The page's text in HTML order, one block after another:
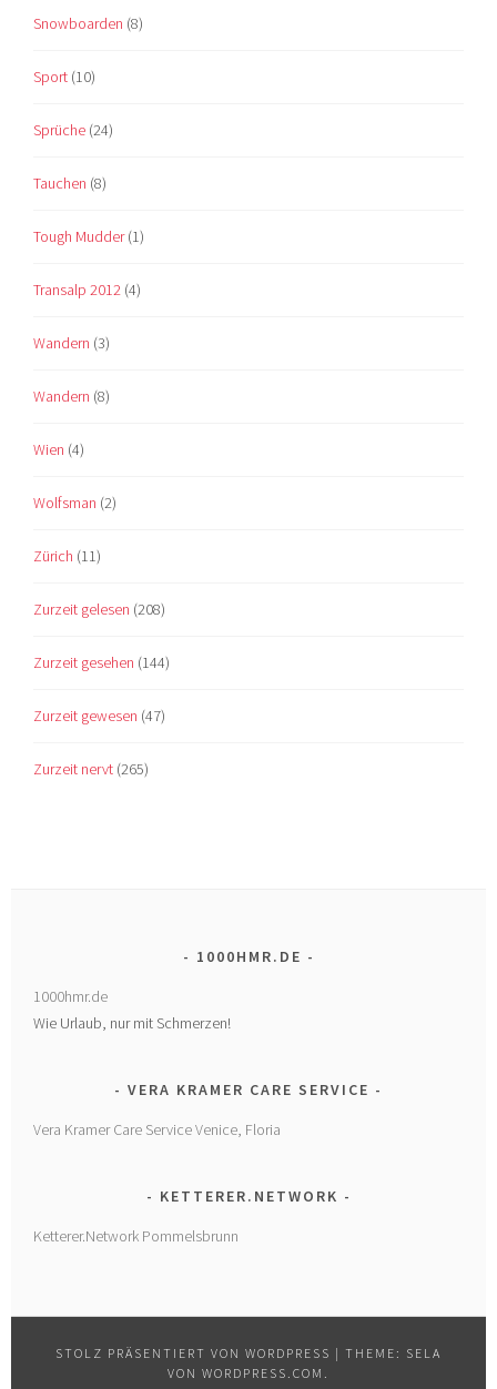
Snowboarden (8)
Sport (10)
Sprüche (24)
Tauchen (8)
Tough Mudder(1)
Transalp 2012 (4)
Wandern (3)
Wandern (8)
Wien (4)
Wolfsman (2)
Zürich (11)
Zurzeit gelesen (208)
Zurzeit gesehen (144)
Zurzeit gewesen (47)
Zurzeit nervt (265)
1000HMR.DE
1000hmr.de
Wie Urlaub, nur mit Schmerzen!
VERA KRAMER CARE SERVICE
Vera Kramer Care Service Venice, Floria
KETTERER.NETWORK
Ketterer.Network Pommelsbrunn
STOLZ PRÄSENTIERT VON WORDPRESS | THEME: SELA
VON WORDPRESS.COM